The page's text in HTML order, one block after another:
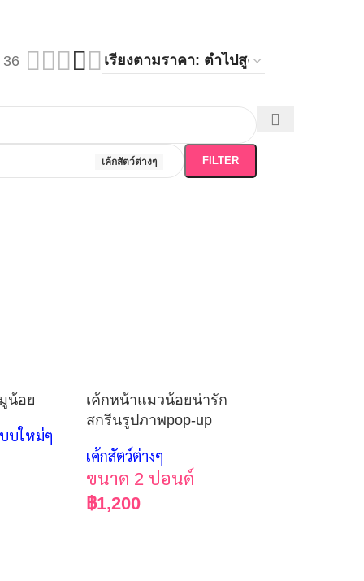
36
เค้กสัตว์ต่างๆ FILTER
น้อย
บใหม่ๆ
เค้กหน้าแมวน้อยน่ารัก
สกรีนรูปภาพpop-up
เค้กสัตว์ต่างๆ
ขนาด 2 ปอนด์
฿1,200